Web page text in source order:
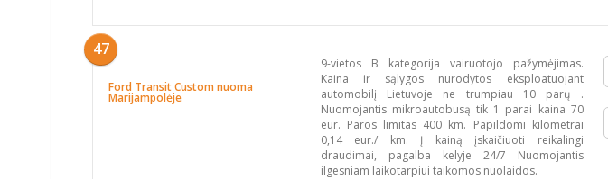
47
Ford Transit Custom nuoma
Marijampolėje
9-vietos B kategorija vairuotojo pažymėjimas.
Kaina ir sąlygos nurodytos eksploatuojant
automobilį Lietuvoje ne trumpiau 10 parų .
Nuomojantis mikroautobusą tik 1 parai kaina 70
eur. Paros limitas 400 km. Papildomi kilometrai
0,14 eur./ km. Į kainą įskaičiuoti reikalingi
draudimai, pagalba kelyje 24/7 Nuomojantis
ilgesniam laikotarpiui taikomos nuolaidos.